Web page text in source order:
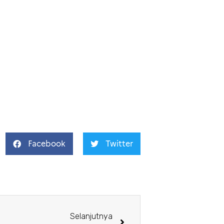
Facebook Twitter
Selanjutnya